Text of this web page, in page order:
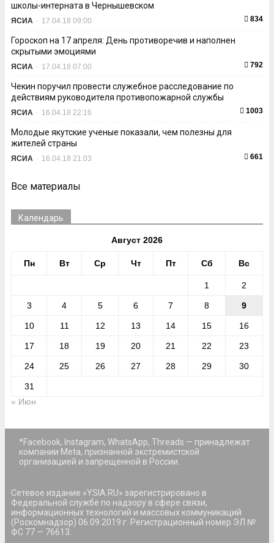
школы-интерната в Чернышевском
ЯСИА - 17.04.18 09:00 834
Гороскоп на 17 апреля: День противоречив и наполнен
скрытыми эмоциями
ЯСИА - 17.04.18 07:00 792
Чекин поручил провести служебное расследование по
действиям руководителя противопожарной службы
ЯСИА - 16.04.18 22:16 1003
Молодые якутские ученые показали, чем полезны для
жителей страны
ЯСИА - 16.04.18 21:03 661
Все материалы
Календарь
Август 2026
Пн Вт Ср Чт Пт Сб Вс
1 2
3 4 5 6 7 8 9
10 11 12 13 14 15 16
17 18 19 20 21 22 23
24 25 26 27 28 29 30
31
« Июн
*Facebook, Instagram, WhatsApp, Threads — принадлежат
компании Meta, признанной экстремистской
организацией и запрещенной в России.
Сетевое издание «YSIA.RU» зарегистрировано в
Федеральной службе по надзору в сфере связи,
информационных технологий и массовых коммуникаций
(Роскомнадзор) 06.09.2019 г. Регистрационный номер ЭЛ №
ФС 77 — 76613.